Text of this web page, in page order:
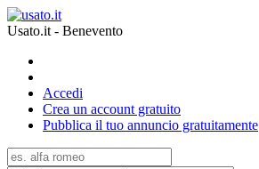
Usato.it - Benevento
Accedi
Crea un account gratuito
Pubblica il tuo annuncio gratuitamente